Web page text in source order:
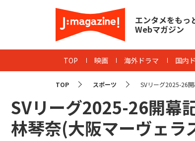
エンタメをもっ
Webマガジン
TOP 映画 海外ドラマ 国内
TOP スポーツ SVリーグ2025-26
SVリーグ2025-26開幕
林琴奈(大阪マーヴェラ